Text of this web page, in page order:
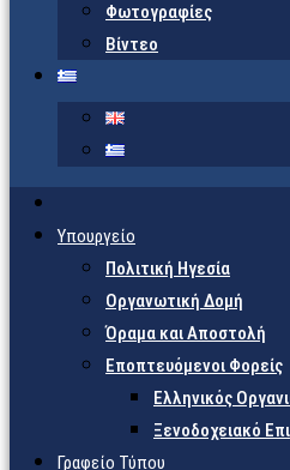
Φωτογραφίες
Βίντεο
Υπουργείο
Πολιτική Ηγεσία
Οργανωτική Δομή
Όραμα και Αποστολή
Εποπτευόμενοι Φορείς
Eλληνικός
Ξενοδοχειακό
Γραφείο Τύπου